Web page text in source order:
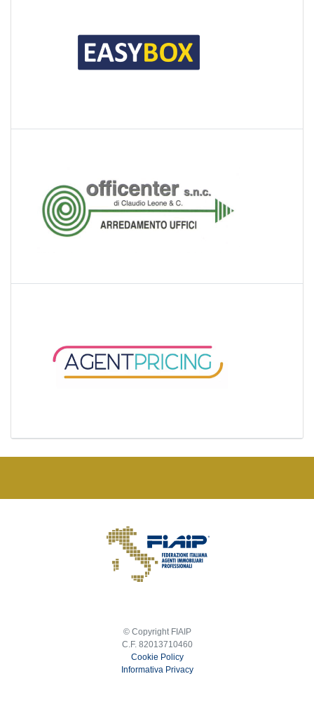
© Copyright FIAIP
C.F. 82013710460
Cookie Policy
Informativa Privacy